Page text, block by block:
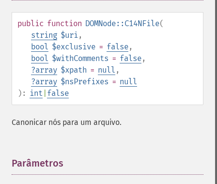
public function DOMNode::C14NFile(
string $uri,
bool $exclusive = false,
bool $withComments = false,
?array $xpath = null ,
?array $nsPrefixes = null
):
int false
Canonicar nós para um arquivo.
Parâmetros